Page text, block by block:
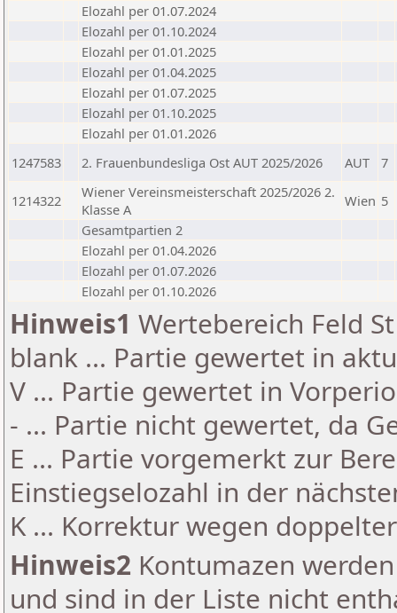
Elozahl per 01.07.2024
Elozahl per 01.10.2024
Elozahl per 01.01.2025
Elozahl per 01.04.2025
Elozahl per 01.07.2025
Elozahl per 01.10.2025
Elozahl per 01.01.2026
1247583
2. Frauenbundesliga Ost AUT 2025/2026 AUT 7
1214322
Wiener Vereinsmeisterschaft 2025/2026 2.
Klasse A
Wien 5
Gesamtpartien 2
Elozahl per 01.04.2026
Elozahl per 01.07.2026
Elozahl per 01.10.2026
Hinweis1 Wertebereich Feld
blank ... Partie gewertet in
V ... Partie gewertet in
- ... Partie nicht gewertet, da
E ... Partie vorgemerkt zur
Einstiegselozahl in der
K ... Korrektur wegen
Hinweis2 Kontumazen
und sind in der Liste nicht